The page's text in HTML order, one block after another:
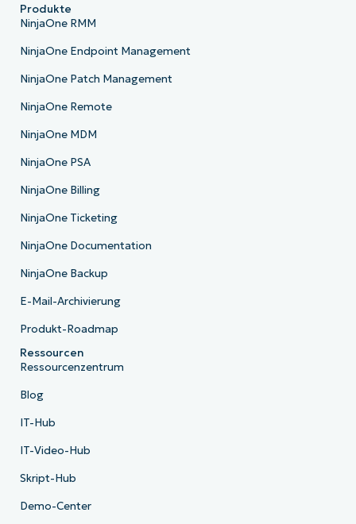
Produkte
NinjaOne RMM
NinjaOne Endpoint Management
NinjaOne Patch Management
NinjaOne Remote
NinjaOne MDM
NinjaOne PSA
NinjaOne Billing
NinjaOne Ticketing
NinjaOne Documentation
NinjaOne Backup
E-Mail-Archivierung
Produkt-Roadmap
Ressourcen
Ressourcenzentrum
Blog
IT-Hub
IT-Video-Hub
Skript-Hub
Demo-Center